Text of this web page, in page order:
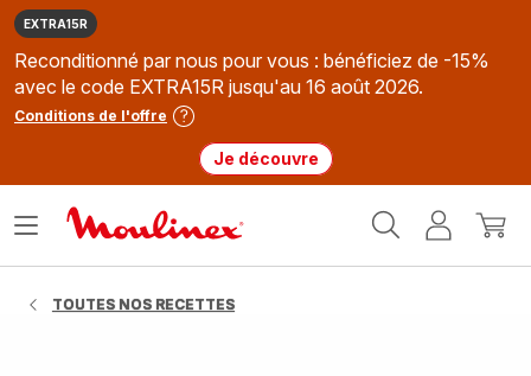
EXTRA15R
Reconditionné par nous pour vous : bénéficiez de -15%
avec le code EXTRA15R jusqu'au 16 août 2026.
Conditions de l'offre
Je découvre
MonMon
Ouvrir
TOUTES NOS RECETTES